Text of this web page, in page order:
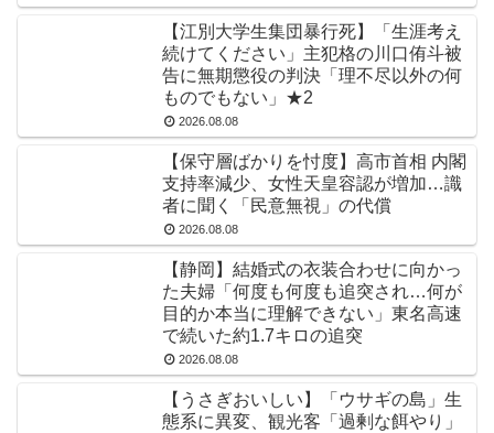
【江別大学生集団暴行死】「生涯考え
続けてください」主犯格の川口侑斗被
告に無期懲役の判決「理不尽以外の何
ものでもない」★2
2026.08.08
【保守層ばかりを忖度】高市首相 内閣
支持率減少、女性天皇容認が増加…識
者に聞く「民意無視」の代償
2026.08.08
【静岡】結婚式の衣装合わせに向かっ
た夫婦「何度も何度も追突され…何が
目的か本当に理解できない」東名高速
で続いた約1.7キロの追突
2026.08.08
【うさぎおいしい】「ウサギの島」生
態系に異変、観光客「過剰な餌やり」